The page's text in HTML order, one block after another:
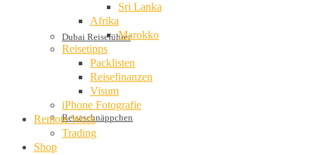
Dubai Reiseführer
Reiseschnäppchen
Sri Lanka
Afrika
Marokko
Reisetipps
Packlisten
Reisefinanzen
Visum
iPhone Fotografie
Remote Work
Trading
Shop